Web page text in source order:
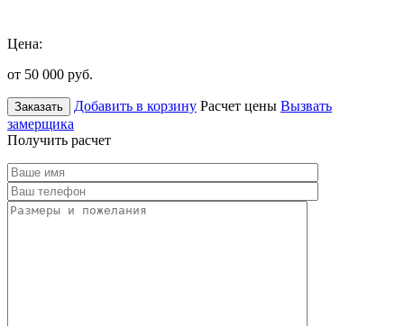
Цена:
от 50 000 руб.
Заказать Добавить в корзину Расчет цены Вызвать
замерщика
Получить расчет